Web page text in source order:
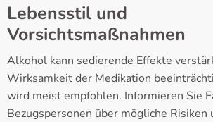
Lebensstil und
Vorsichtsmaßnahmen
Alkohol kann sedierende Effekte
Wirksamkeit der Medikation
wird meist empfohlen. Informieren Sie
Bezugspersonen über mögliche Risiken